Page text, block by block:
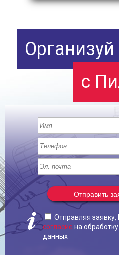
с
Отправить
Отправляя заявку,
согласие на
данных